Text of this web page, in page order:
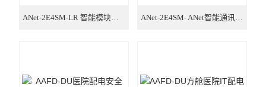
ANet-2E4SM-LR 智能模块化通讯管理机 ANet-2E4SM- ANet智能通讯管理机